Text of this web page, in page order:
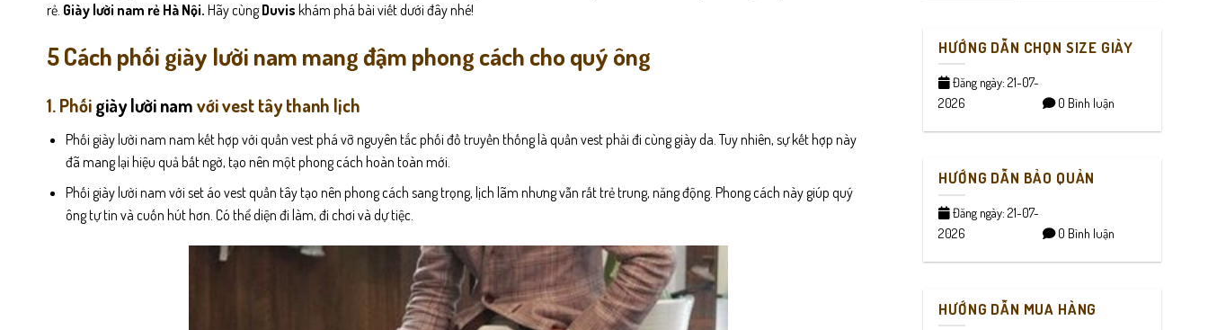
rẻ. Giày lười nam rẻ Hà Nội. Hãy cùngDuvis khám phá bài viết dưới đây nhé!
5 Cách phối giày lười nam mang đậm phong cách cho quý ông
1. Phốigiày lười namvới vest tây thanh lịch
Phối giày lười nam nam kết hợp với quần vest phá vỡ nguyên tắc phối đồ truyền thống là quần vest phải đi cùng giày da. Tuy nhiên, sự kết hợp này
đã mang lại hiệu quả bất ngờ, tạo nên một phong cách hoàn toàn mới.
Phối giày lười nam với set áo vest quần tây tạo nên phong cách sang trọng, lịch lãm nhưng vẫn rất trẻ trung, năng động. Phong cách này giúp quý
ông tự tin và cuốn hút hơn. Có thể diện đi làm, đi chơi và dự tiệc.
HƯỚNG DẪN CHỌN SIZE GIÀY
Đăng ngày: 21-07-
2026
0 Bình luận
HƯỚNG DẪN BẢO QUẢN
Đăng ngày: 21-07-
2026
0 Bình luận
HƯỚNG DẪN MUA HÀNG